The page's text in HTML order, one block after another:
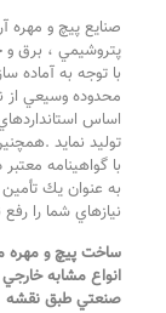
صنایع پیچ و مهره
پتروشيمي ، برق و
با توجه به آماده
توليد نمايد
با گواهينامه
به عنوان يك
نيازهاي شما را رفع
ساخت پيچ و مهره
انواع مشابه
صنعتي طبق نقشه